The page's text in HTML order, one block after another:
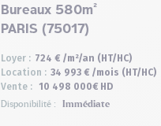
Bureaux 580m²
PARIS (75017)
Loyer : 724 € /m²/an (HT/HC)
Location : 34 993 € /mois (HT/HC)
Vente :
10 498 000€ HD
Disponibilité : Immédiate